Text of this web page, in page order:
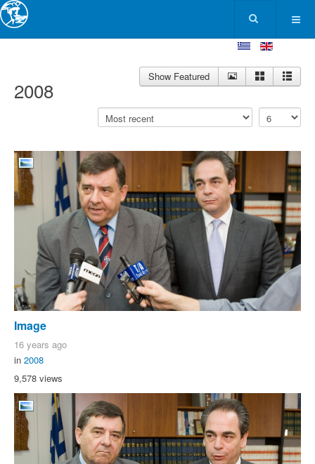
2008
Show Featured
Image
16 years ago
in 2008
9,578 views